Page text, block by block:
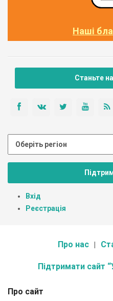
Наші
Станьте
Вхід
Реєстрація
Про нас
Підтримати сайт
Про сайт